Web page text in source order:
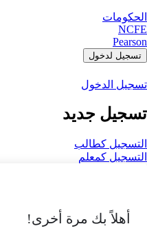
الحكومات
NCFE
Pearson
تسجيل لدخول
تسجيل الدخول
تسجيل جديد
التسجيل كطالب
التسجيل كمعلم
أهلاً بك مرة أخرى!